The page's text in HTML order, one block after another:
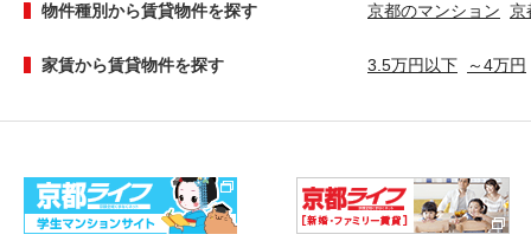
物件種別から賃貸物件を探す 京都のマンション 京
家賃から賃貸物件を探す 3.5万円以下 ～4万円